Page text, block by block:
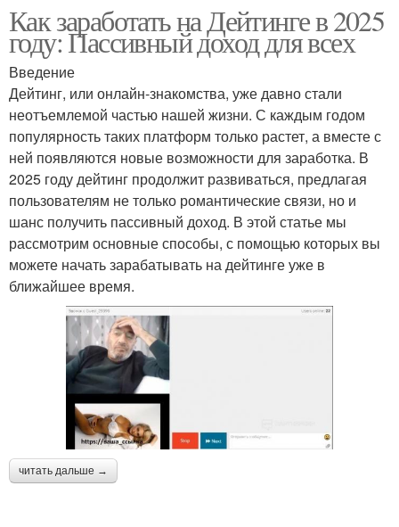
Как заработать на Дейтинге в 2025
году: Пассивный доход для всех
Введение
Дейтинг, или онлайн-знакомства, уже давно стали
неотъемлемой частью нашей жизни. С каждым годом
популярность таких платформ только растет, а вместе с
ней появляются новые возможности для заработка. В
2025 году дейтинг продолжит развиваться, предлагая
пользователям не только романтические связи, но и
шанс получить пассивный доход. В этой статье мы
рассмотрим основные способы, с помощью которых вы
можете начать зарабатывать на дейтинге уже в
ближайшее время.
читать дальше →